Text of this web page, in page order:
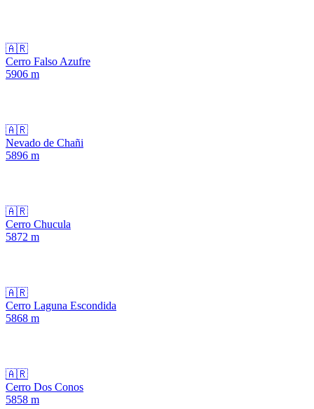
🇦🇷
Cerro Falso Azufre
5906 m
🇦🇷
Nevado de Chañi
5896 m
🇦🇷
Cerro Chucula
5872 m
🇦🇷
Cerro Laguna Escondida
5868 m
🇦🇷
Cerro Dos Conos
5858 m